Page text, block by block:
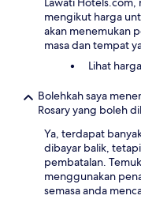
mengikut harga
akan menemukan
masa dan tempat
Lihat
Bolehkah saya
Rosary yang boleh
Ya, terdapat
dibayar balik,
pembatalan.
menggunakan
semasa anda